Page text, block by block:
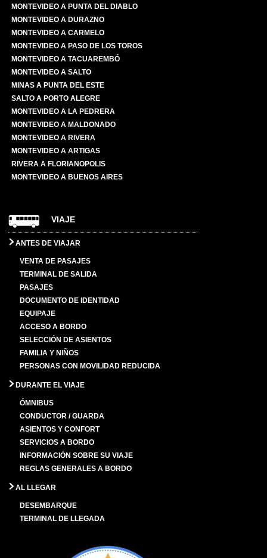
MONTEVIDEO A PUNTA DEL DIABLO
MONTEVIDEO A DURAZNO
MONTEVIDEO A CARMELO
MONTEVIDEO A PASO DE LOS TOROS
MONTEVIDEO A TACUAREMBÓ
MONTEVIDEO A SALTO
MINAS A PUNTA DEL ESTE
SALTO A PORTO ALEGRE
MONTEVIDEO A LA PEDRERA
MONTEVIDEO A MALDONADO
MONTEVIDEO A RIVERA
MONTEVIDEO A ARTIGAS
RIVERA A FLORIANOPOLIS
MONTEVIDEO A BUENOS AIRES
VIAJE
ANTES DE VIAJAR
VENTA DE PASAJES
TERMINAL DE SALIDA
PASAJES
DOCUMENTO DE IDENTIDAD
EQUIPAJE
ACCESO A BORDO
SELECCIÓN DE ASIENTOS
FAMILIA Y NIÑOS
PERSONAS CON MOVILIDAD REDUCIDA
DURANTE EL VIAJE
ÓMNIBUS
CONDUCTOR / GUARDA
ASIENTOS Y CONFORT
SERVICIOS A BORDO
INFORMACIÓN SOBRE SU VIAJE
REGLAS GENERALES A BORDO
AL LLEGAR
DESEMBARQUE
TERMINAL DE LLEGADA